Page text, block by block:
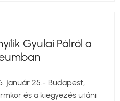
Gyulai Pálról a
január 25.- Budapest,
és a kiegyezés utáni